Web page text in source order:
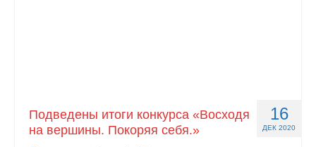
16
ДЕК 2020
Подведены итоги конкурса «Восходя
на вершины. Покоряя себя.»